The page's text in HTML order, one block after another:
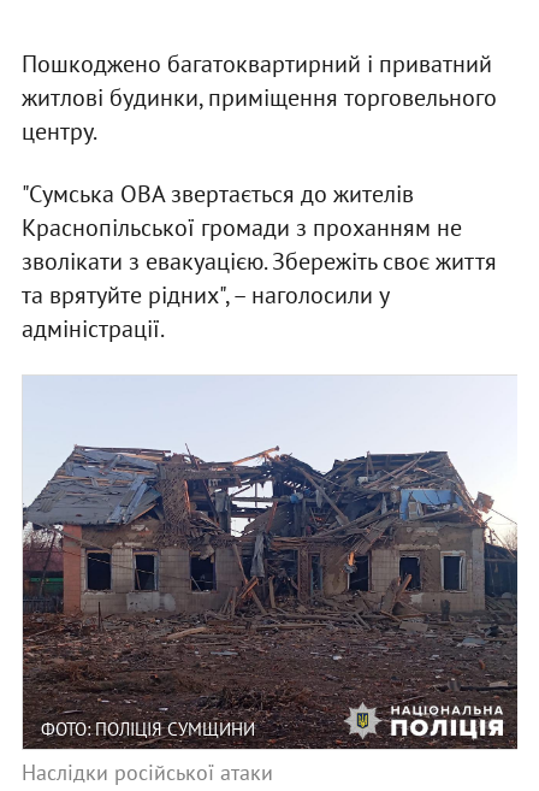
Пошкоджено багатоквартирний і приватний
житлові будинки, приміщення торговельного
центру.
"Сумська ОВА звертається до жителів
Краснопільської громади з проханням не
зволікати з евакуацією. Збережіть своє життя
та врятуйте рідних", – наголосили у
адміністрації.
ФОТО: ПОЛІЦІЯ СУМЩИНИ
Наслідки російської атаки